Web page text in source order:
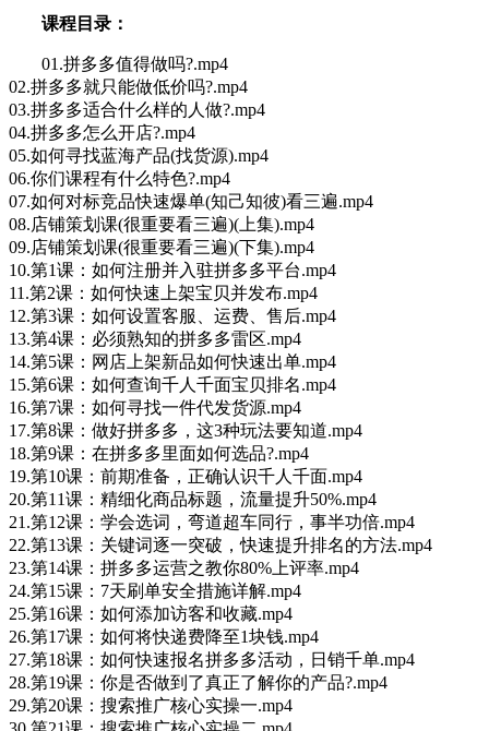
课程目录：
01.拼多多值得做吗?.mp4
02.拼多多就只能做低价吗?.mp4
03.拼多多适合什么样的人做?.mp4
04.拼多多怎么开店?.mp4
05.如何寻找蓝海产品(找货源).mp4
06.你们课程有什么特色?.mp4
07.如何对标竞品快速爆单(知己知彼)看三遍.mp4
08.店铺策划课(很重要看三遍)(上集).mp4
09.店铺策划课(很重要看三遍)(下集).mp4
10.第1课：如何注册并入驻拼多多平台.mp4
11.第2课：如何快速上架宝贝并发布.mp4
12.第3课：如何设置客服、运费、售后.mp4
13.第4课：必须熟知的拼多多雷区.mp4
14.第5课：网店上架新品如何快速出单.mp4
15.第6课：如何查询千人千面宝贝排名.mp4
16.第7课：如何寻找一件代发货源.mp4
17.第8课：做好拼多多，这3种玩法要知道.mp4
18.第9课：在拼多多里面如何选品?.mp4
19.第10课：前期准备，正确认识千人千面.mp4
20.第11课：精细化商品标题，流量提升50%.mp4
21.第12课：学会选词，弯道超车同行，事半功倍.mp4
22.第13课：关键词逐一突破，快速提升排名的方法.mp4
23.第14课：拼多多运营之教你80%上评率.mp4
24.第15课：7天刷单安全措施详解.mp4
25.第16课：如何添加访客和收藏.mp4
26.第17课：如何将快递费降至1块钱.mp4
27.第18课：如何快速报名拼多多活动，日销千单.mp4
28.第19课：你是否做到了真正了解你的产品?.mp4
29.第20课：搜索推广核心实操一.mp4